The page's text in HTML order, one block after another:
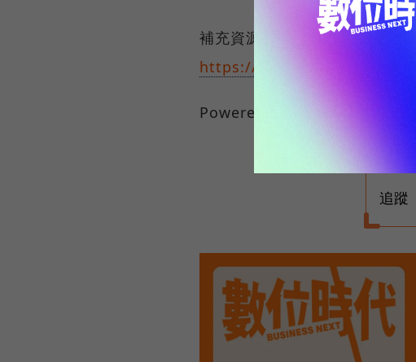
補充資源》 Health AI
https://
Powered by Firstory Hosting
追蹤